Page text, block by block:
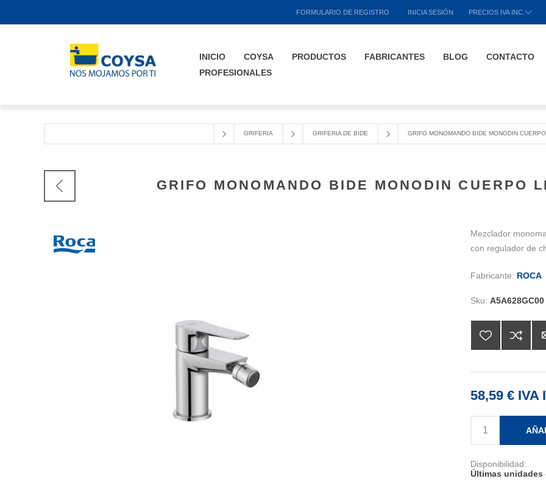
FORMULARIO DE REGISTRO INICIA SESIÓN PRECIOS IVA INC.
INICIO COYSA PRODUCTOS FABRICANTES BLOG
CONTACTO
PROFESIONALES
GRIFERIA GRIFERIA DE BIDE GRIFO MONOMANDO BIDE MONODIN
GRIFO MONOMANDO BIDE MONODIN CUERPO
Mezclador
con regulador de
Fabricante: ROCA
Sku: A5A628GC00
58,59 € IVA
Disponibilidad:
Últimas unidades